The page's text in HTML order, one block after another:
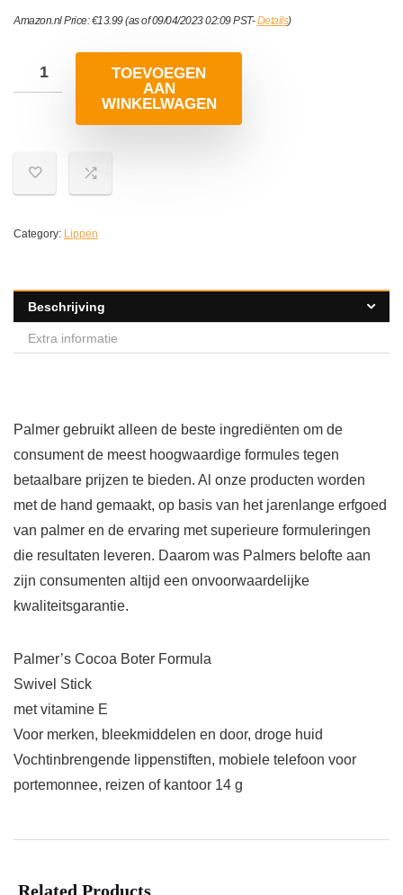
Amazon.nl Price:€13.99(as of 09/04/2023 02:09 PST-Details)
TOEVOEGEN
AAN
WINKELWAGEN
Category: Lippen
Beschrijving
Extra informatie
Palmer gebruikt alleen de beste ingrediënten om de
consument de meest hoogwaardige formules tegen
betaalbare prijzen te bieden. Al onze producten worden
met de hand gemaakt, op basis van het jarenlange erfgoed
van palmer en de ervaring met superieure formuleringen
die resultaten leveren. Daarom was Palmers belofte aan
zijn consumenten altijd een onvoorwaardelijke
kwaliteitsgarantie.
Palmer’s Cocoa Boter Formula
Swivel Stick
met vitamine E
Voor merken, bleekmiddelen en door, droge huid
Vochtinbrengende lippenstiften, mobiele telefoon voor
portemonnee, reizen of kantoor 14 g
Related Products